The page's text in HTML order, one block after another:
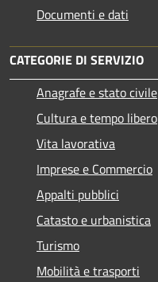
Documenti e dati
CATEGORIE DI SERVIZIO
Anagrafe e stato civile
Cultura e tempo libero
Vita lavorativa
Imprese e Commercio
Appalti pubblici
Catasto e urbanistica
Turismo
Mobilità e trasporti